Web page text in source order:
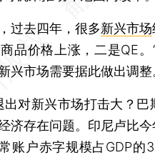
去四年，很多新兴市场
品价格上涨，二是QE。
兴市场需要据此做出调整
新兴市场打击大？巴
济存在问题。印尼卢比
账户赤字规模占GDP的